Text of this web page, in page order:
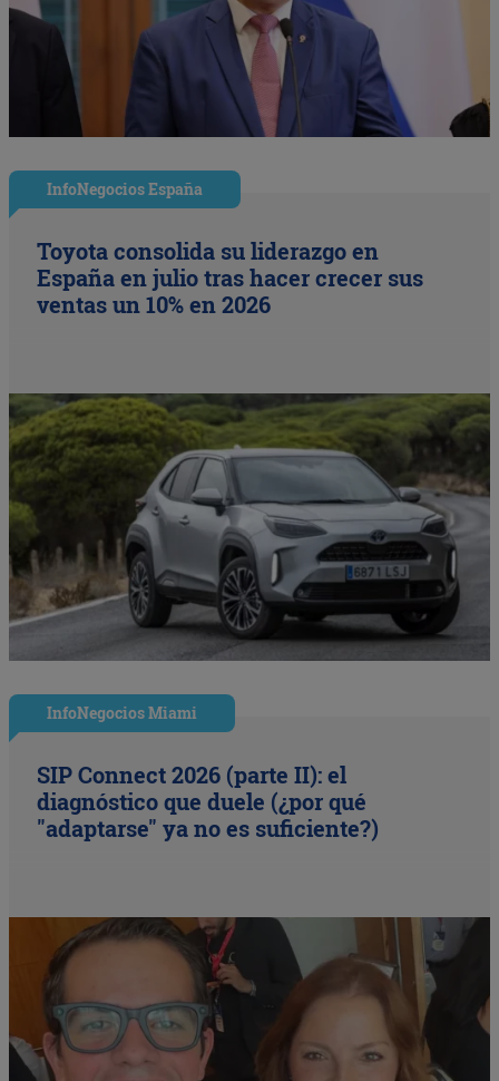
InfoNegocios España
Toyota consolida su liderazgo en
España en julio tras hacer crecer sus
ventas un 10% en 2026
InfoNegocios Miami
SIP Connect 2026 (parte II): el
diagnóstico que duele (¿por qué
"adaptarse" ya no es suficiente?)